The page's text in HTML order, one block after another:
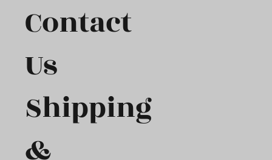
Contact
Us
Shipping
&